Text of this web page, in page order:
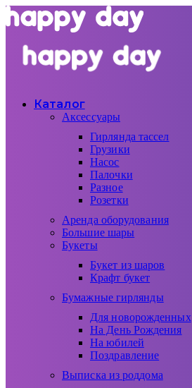
Каталог
Аксессуары
Гирлянда тассел
Грузики
Насос
Палочки
Разное
Розетки
Аренда оборудования
Большие шары
Букеты
Букет из шаров
Крафт букет
Бумажные гирлянды
Для новорожденных
На День Рождения
На юбилей
Поздравление
Выписка из роддома